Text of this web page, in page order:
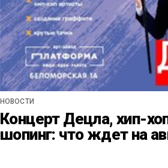
НОВОСТИ
Концерт Децла, хип-
шопинг: что ждет на